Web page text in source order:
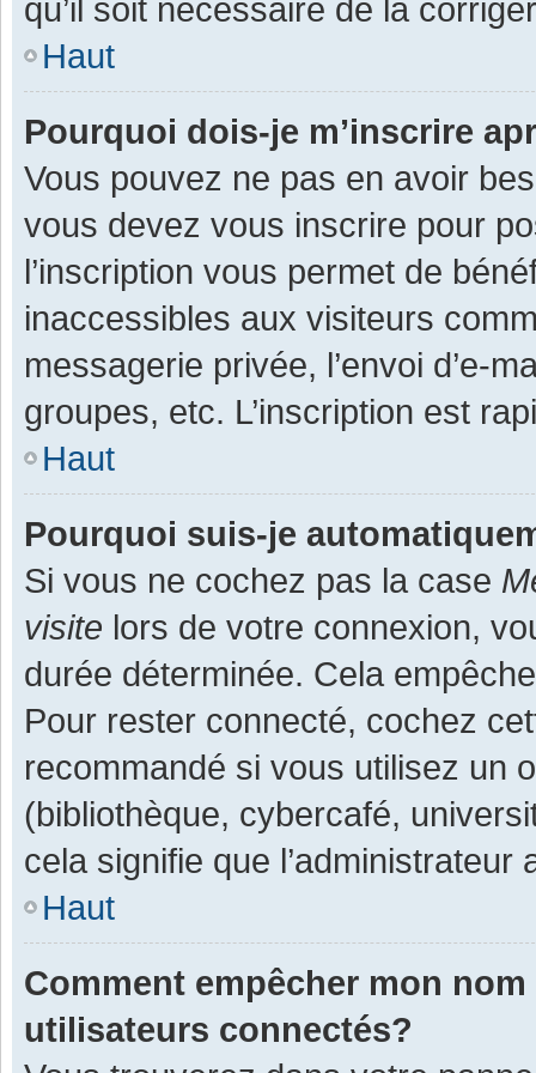
qu’il soit nécessaire de la
Haut
Pourquoi dois-je m’inscrire
Vous pouvez ne pas en avoir
vous devez vous inscrire pour
l’inscription vous permet de
inaccessibles aux visiteurs
messagerie privée, l’envoi d’e-
groupes, etc. L’inscription est
Haut
Pourquoi suis-je
Si vous ne cochez pas la case
visite lors de votre connexion,
durée déterminée. Cela
Pour rester connecté, cochez
recommandé si vous utilisez un
(bibliothèque, cybercafé,
cela signifie que
Haut
Comment empêcher mon
utilisateurs connectés?